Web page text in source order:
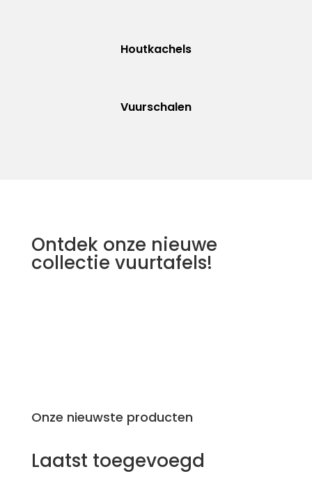
Houtkachels
Vuurschalen
Ontdek onze nieuwe
collectie vuurtafels!
Onze nieuwste producten
Laatst toegevoegd